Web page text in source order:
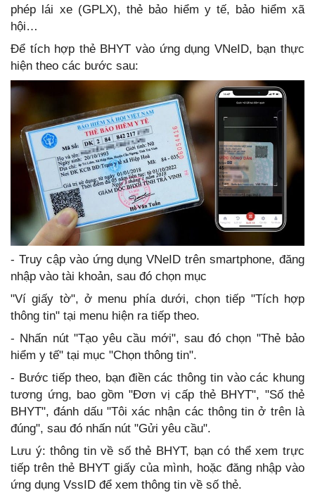
phép lái xe (GPLX), thẻ bảo hiểm y tế, bảo hiểm xã
hội…
Để tích hợp thẻ BHYT vào ứng dụng VNeID, bạn thực
hiện theo các bước sau:
- Truy cập vào ứng dụng VNeID trên smartphone, đăng
nhập vào tài khoản, sau đó chọn mục
"Ví giấy tờ", ở menu phía dưới, chọn tiếp "Tích hợp
thông tin" tại menu hiện ra tiếp theo.
- Nhấn nút "Tạo yêu cầu mới", sau đó chọn "Thẻ bảo
hiểm y tế" tại mục "Chọn thông tin".
- Bước tiếp theo, bạn điền các thông tin vào các khung
tương ứng, bao gồm "Đơn vị cấp thẻ BHYT", "Số thẻ
BHYT", đánh dấu "Tôi xác nhận các thông tin ở trên là
đúng", sau đó nhấn nút "Gửi yêu cầu".
Lưu ý: thông tin về số thẻ BHYT, bạn có thể xem trực
tiếp trên thẻ BHYT giấy của mình, hoặc đăng nhập vào
ứng dụng VssID để xem thông tin về số thẻ.